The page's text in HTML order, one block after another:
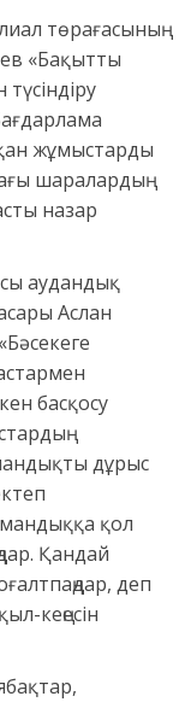
төрағасының
«Бақытты
жұмыстарды
шаралардың
назар
аудандық
Аслан
басқосу
дұрыс
қол
Қандай
деп
кеңесін